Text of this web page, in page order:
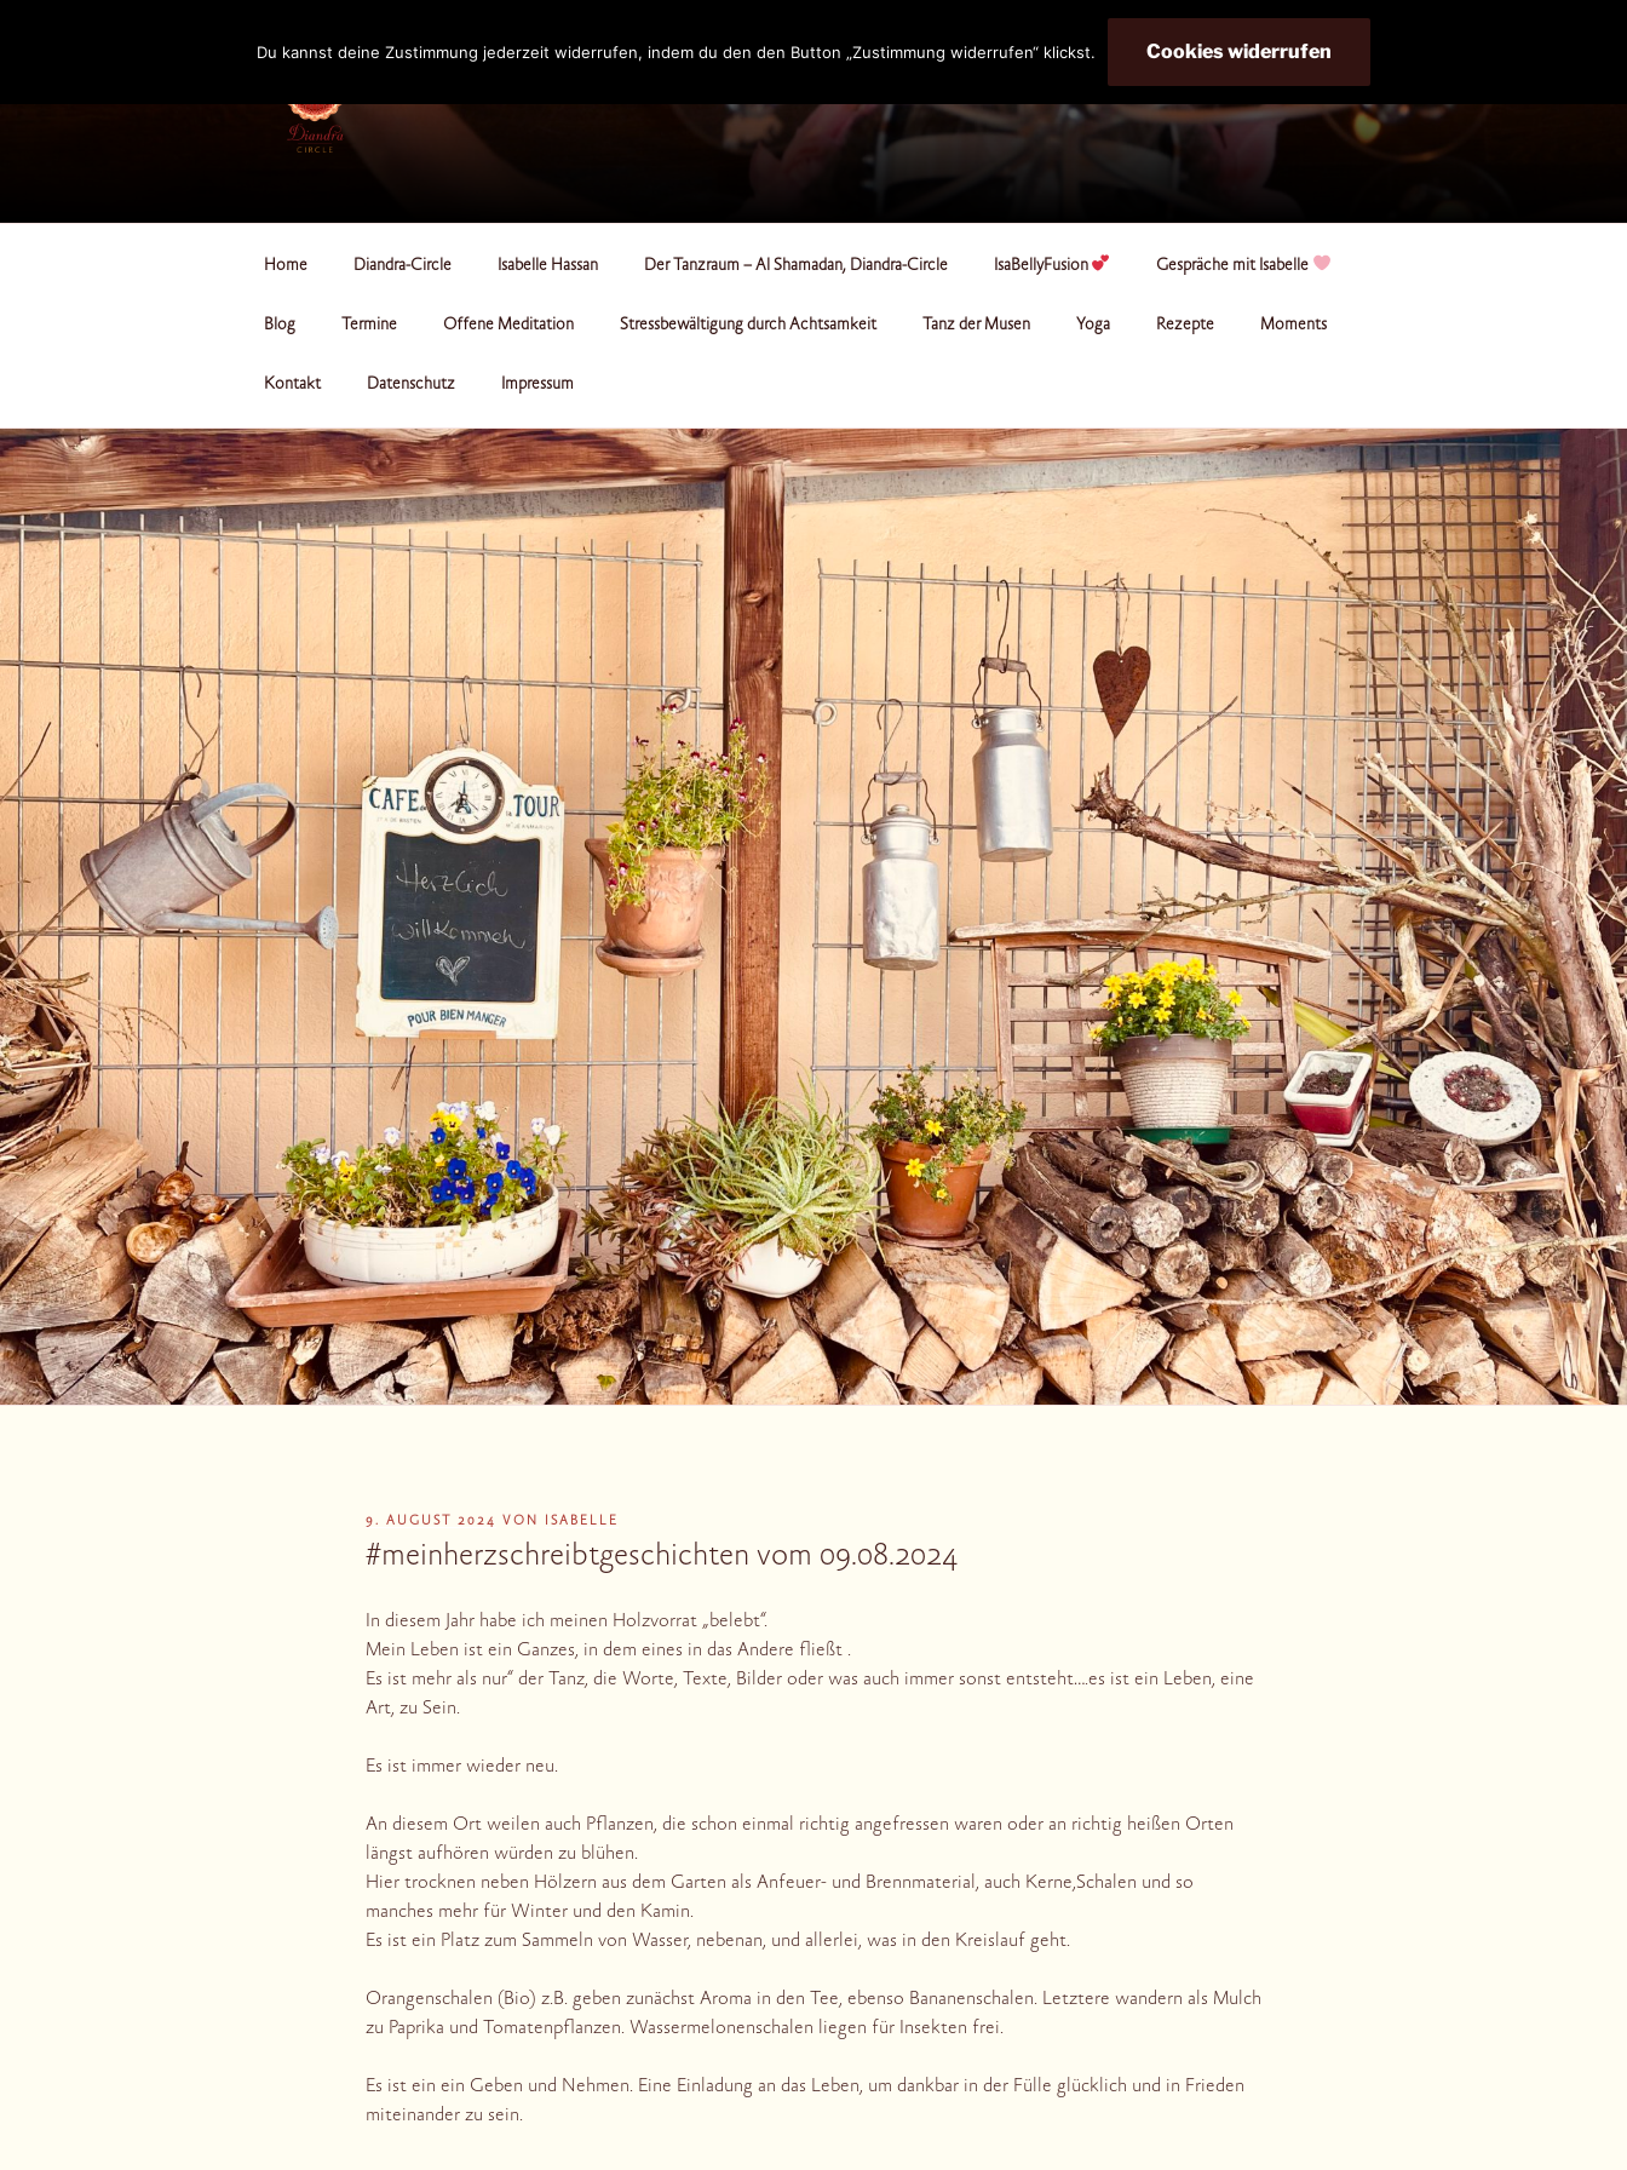
Home Diandra-Circle Isabelle Hassan Der Tanzraum – Al Shamadan, Diandra-Circle IsaBellyFusion Gespräche mit Isabelle
Blog Termine Offene Meditation Stressbewältigung durch Achtsamkeit Tanz der Musen Yoga Rezepte Moments
Kontakt Datenschutz Impressum
VERÖFFENTLICHT
AM
9. AUGUST 2024 VON ISABELLE
#meinherzschreibtgeschichten vom 09.08.2024
In diesem Jahr habe ich meinen Holzvorrat „belebt“.
Mein Leben ist ein Ganzes, in dem eines in das Andere fließt .
Es ist mehr als nur“ der Tanz, die Worte, Texte, Bilder oder was auch immer sonst entsteht….es ist ein Leben, eine
Art, zu Sein.
Es ist immer wieder neu.
An diesem Ort weilen auch Pflanzen, die schon einmal richtig angefressen waren oder an richtig heißen Orten
längst aufhören würden zu blühen.
Hier trocknen neben Hölzern aus dem Garten als Anfeuer- und Brennmaterial, auch Kerne,Schalen und so
manches mehr für Winter und den Kamin.
Es ist ein Platz zum Sammeln von Wasser, nebenan, und allerlei, was in den Kreislauf geht.
Orangenschalen (Bio) z.B. geben zunächst Aroma in den Tee, ebenso Bananenschalen. Letztere wandern als Mulch
zu Paprika und Tomatenpflanzen. Wassermelonenschalen liegen für Insekten frei.
Es ist ein ein Geben und Nehmen. Eine Einladung an das Leben, um dankbar in der Fülle glücklich und in Frieden
miteinander zu sein.
Du kannst deine Zustimmung jederzeit widerrufen, indem du den den Button „Zustimmung widerrufen“ klickst. Cookies widerrufen